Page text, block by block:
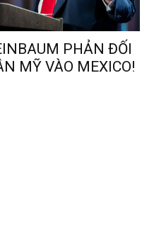
PHẢN ĐỐI
MỸ VÀO MEXICO!